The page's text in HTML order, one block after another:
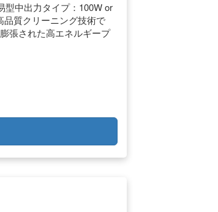
型中出力タイプ：100W or
品質クリーニング技術で
張された高エネルギープ